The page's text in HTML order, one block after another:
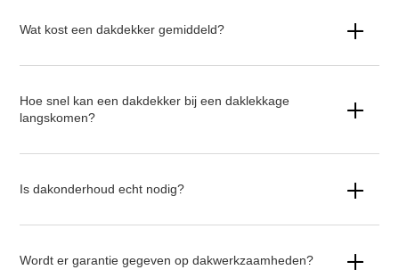
Wat kost een dakdekker gemiddeld?
Hoe snel kan een dakdekker bij een daklekkage
langskomen?
Is dakonderhoud echt nodig?
Wordt er garantie gegeven op dakwerkzaamheden?